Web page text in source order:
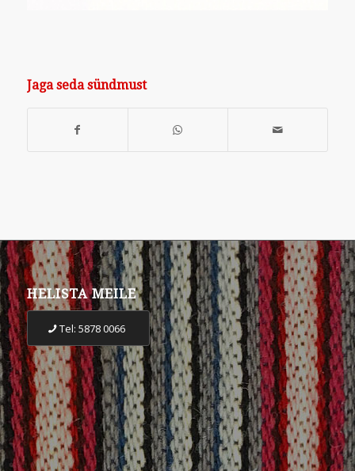
Jaga seda sündmust
HELISTA MEILE
Tel: 5878 0066